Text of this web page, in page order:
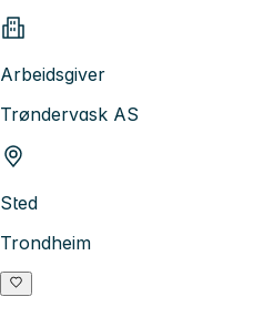
Arbeidsgiver
Trøndervask AS
Sted
Trondheim